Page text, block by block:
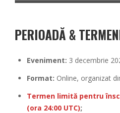
PERIOADĂ &
Eveniment: 3 decembrie
Format: Online, organizat
Termen limită pentru
(ora 24:00 UTC);